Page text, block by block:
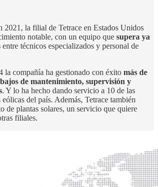
2021, la filial de Tetrace en Estados Unidos
notable, con un equipo que supera ya
entre técnicos especializados y personal de
la compañía ha gestionado con éxito más de
de mantenimiento, supervisión y
. Y lo ha hecho dando servicio a 10 de las
eólicas del país. Además, Tetrace también
de plantas solares, un servicio que quiere
filiales.